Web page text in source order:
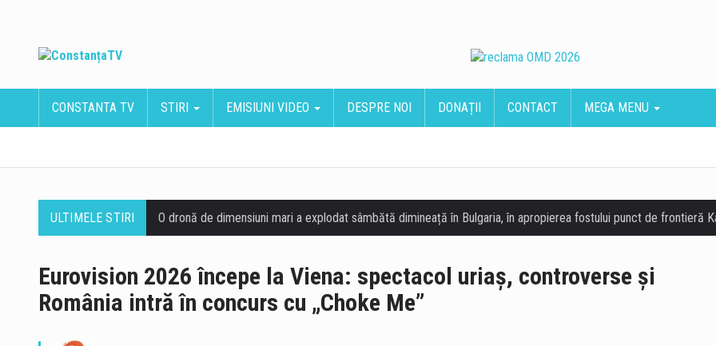
CONSTANTA TV STIRI EMISIUNI VIDEO DESPRE NOI DONAȚII CONTACT MEGA MENU
ULTIMELE STIRI
Eurovision 2026 începe la Viena: spectacol uriaș, controverse și
România intră în concurs cu „Choke Me”